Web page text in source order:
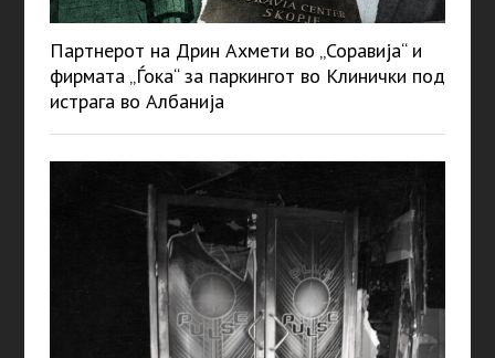
Партнерот на Дрин Ахмети во „Соравија“ и
фирмата „Ѓока“ за паркингот во Клинички под
истрага во Албанија